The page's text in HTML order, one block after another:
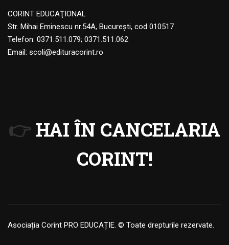
CORINT EDUCAŢIONAL
Str. Mihai Eminescu nr.54A, Bucureşti, cod 010517
Telefon: 0371.511.079; 0371.511.062
Email: scoli@edituracorint.ro
👉 HAI ÎN CANCELARIA
CORINT!
Asociația Corint PRO EDUCAȚIE. © Toate drepturile rezervate.